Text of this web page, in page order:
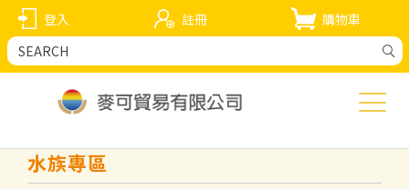
登入 註冊 購物車
水族專區